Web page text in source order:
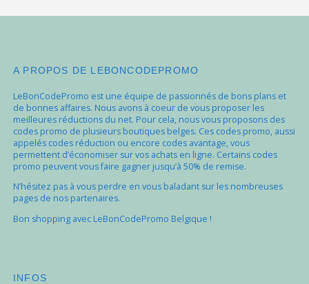
A PROPOS DE LEBONCODEPROMO
LeBonCodePromo est une équipe de passionnés de bons plans et
de bonnes affaires. Nous avons à coeur de vous proposer les
meilleures réductions du net. Pour cela, nous vous proposons des
codes promo de plusieurs boutiques belges. Ces codes promo, aussi
appelés codes réduction ou encore codes avantage, vous
permettent d’économiser sur vos achats en ligne. Certains codes
promo peuvent vous faire gagner jusqu’à 50% de remise.
N’hésitez pas à vous perdre en vous baladant sur les nombreuses
pages de nos partenaires.
Bon shopping avec LeBonCodePromo Belgique !
INFOS